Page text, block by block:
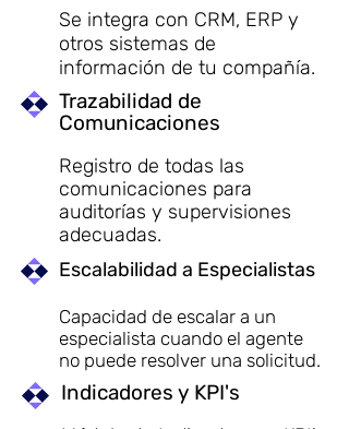
Se integra con CRM, ERP y
otros sistemas de
información de tu compañía.
Trazabilidad de
Comunicaciones
Registro de todas las
comunicaciones para
auditorías y supervisiones
adecuadas.
Escalabilidad a Especialistas
Capacidad de escalar a un
especialista cuando el agente
no puede resolver una solicitud.
Indicadores y KPI's